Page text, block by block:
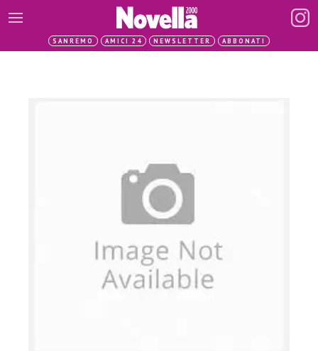
SANREMO AMICI 24 NEWSLETTER ABBONATI